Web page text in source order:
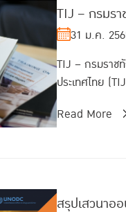
TIJ – กรมร
31 ม.ค.
TIJ – กรมราช
ประเทศไทย
Read More
สรุปเสวนาอ